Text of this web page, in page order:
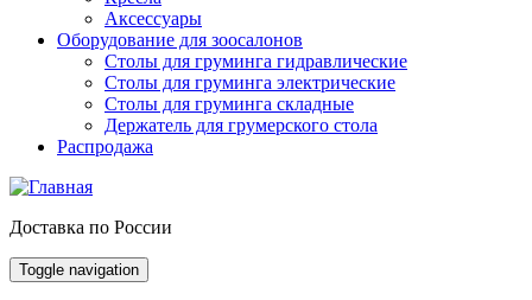
Аксессуары
Оборудование для зоосалонов
Столы для груминга гидравлические
Столы для груминга электрические
Столы для груминга складные
Держатель для грумерского стола
Распродажа
Доставка по России
Toggle navigation